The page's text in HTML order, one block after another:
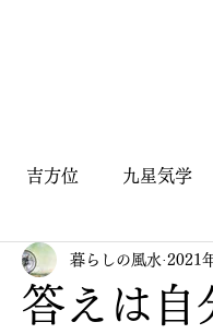
吉方位 九星気学
こと お客様の声
答えは自
暮らしの風水 2021